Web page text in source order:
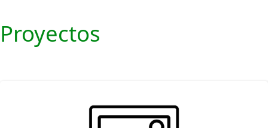
Proyectos